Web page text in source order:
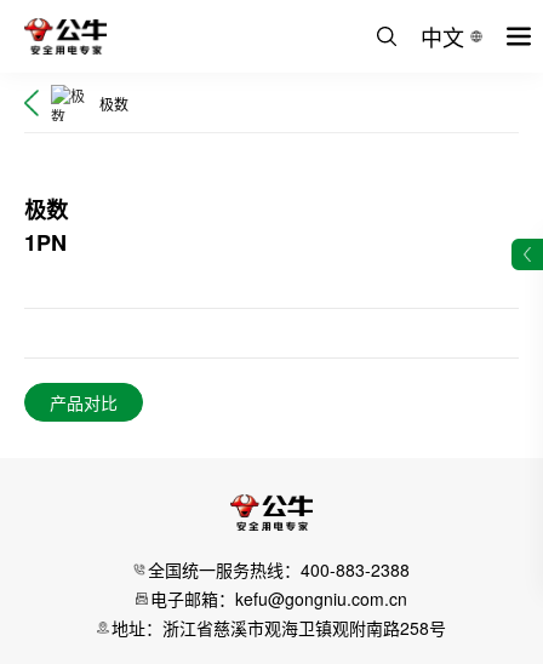
中文
极数
极数
1PN
产品对比
全国统一服务热线：400-883-2388
电子邮箱：kefu@gongniu.com.cn
地址：浙江省慈溪市观海卫镇观附南路258号